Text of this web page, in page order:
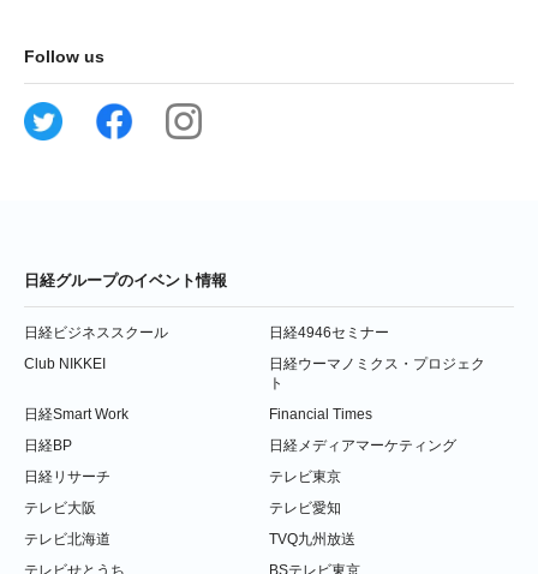
Follow us
日経グループのイベント情報
日経ビジネススクール
日経4946セミナー
Club NIKKEI
日経ウーマノミクス・プロジェク
ト
日経Smart Work
Financial Times
日経BP
日経メディアマーケティング
日経リサーチ
テレビ東京
テレビ大阪
テレビ愛知
テレビ北海道
TVQ九州放送
テレビせとうち
BSテレビ東京